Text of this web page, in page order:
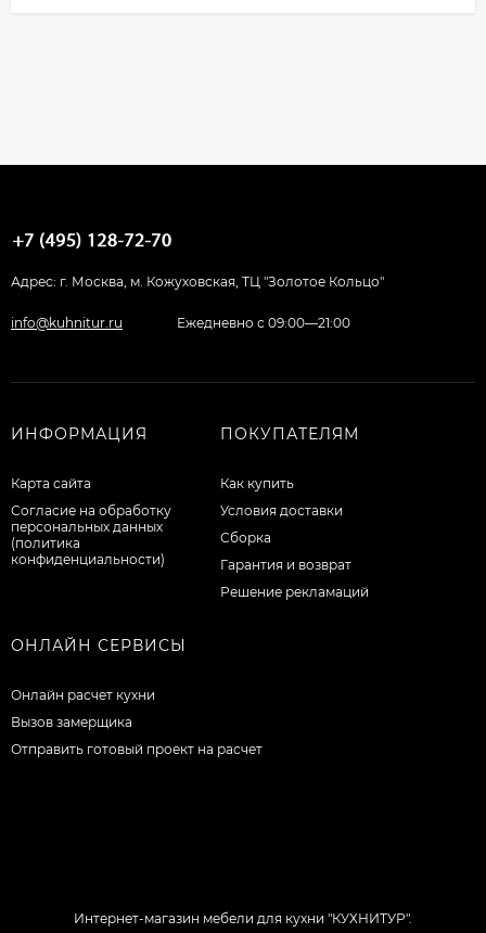
Адрес: г. Москва, м. Кожуховская, ТЦ "Золотое Кольцо"
info@kuhnitur.ru Ежедневно с 09:00—21:00
ИНФОРМАЦИЯ
Карта сайта
Согласие на обработку
персональных данных
(политика
конфиденциальности)
ПОКУПАТЕЛЯМ
Как купить
Условия доставки
Сборка
Гарантия и возврат
Решение рекламаций
ОНЛАЙН СЕРВИСЫ
Онлайн расчет кухни
Вызов замерщика
Отправить готовый проект на расчет
Интернет-магазин мебели для кухни "КУХНИТУР".